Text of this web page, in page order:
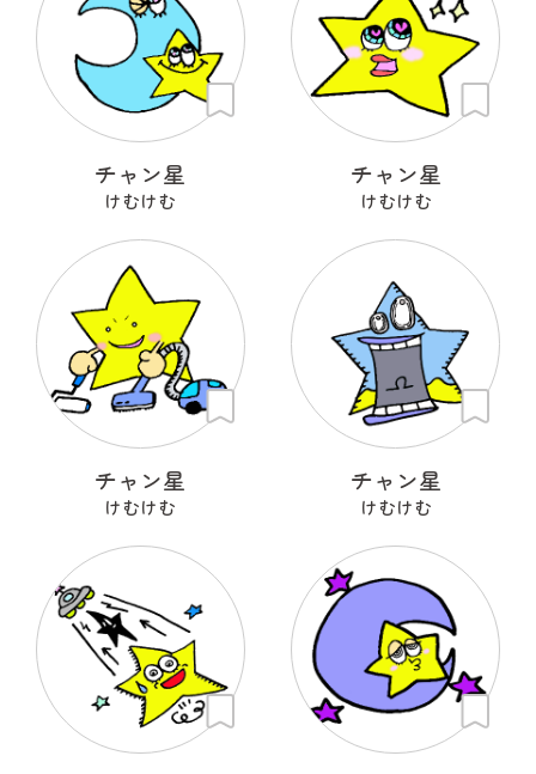
チャン星
けむけむ
チャン星
けむけむ
チャン星
けむけむ
チャン星
けむけむ